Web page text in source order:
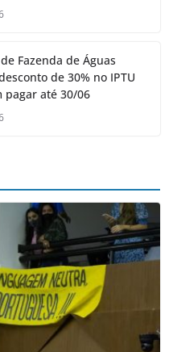
Fazenda de Águas
de 30% no IPTU
pagar até 30/06